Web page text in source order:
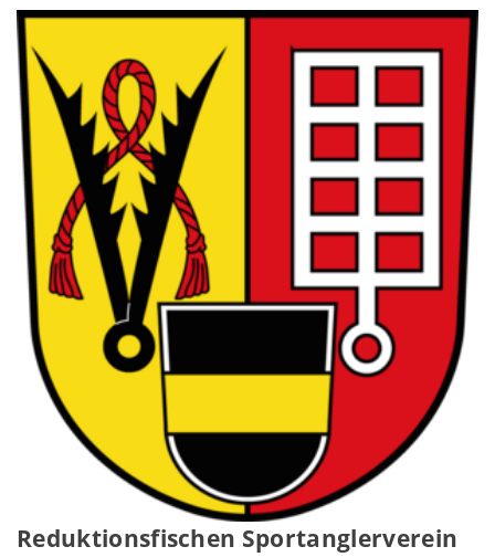
Reduktionsfischen Sportanglerverein